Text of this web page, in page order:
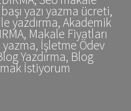
yazı yazma ücreti,
yazdırma, Akademik
Makale Fiyatları
İşletme Ödev
Yazdırma, Blog
İstiyorum